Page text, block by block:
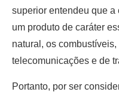
superior entendeu que
um produto de caráter
natural, os
telecomunicações e de
Portanto, por ser